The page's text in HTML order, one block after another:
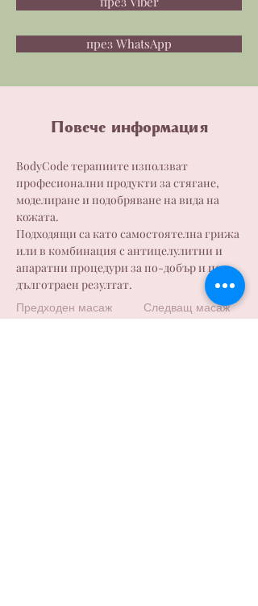
през WhatsApp
Повече информация
BodyCode терапиите използват
професионални продукти за стягане,
моделиране и подобряване на вида на
кожата.
Подходящи са като самостоятелна грижа
или в комбинация с антицелулитни и
апаратни процедури за по-добър и по-
дълготраен резултат.
Предходен масаж Следващ масаж